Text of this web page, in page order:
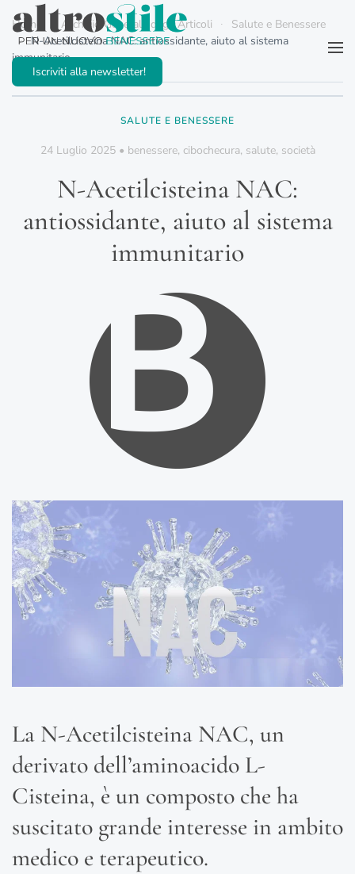
Passa al contenuto principale
Iscriviti alla newsletter!
Home Archivio Generale degli Articoli
Salute e Benessere
N-Acetilcisteina NAC: antiossidante, aiuto al sistema
immunitario
SALUTE E BENESSERE
24 Luglio 2025• benessere, cibochecura, salute, società
N-Acetilcisteina NAC:
antiossidante, aiuto al sistema
immunitario
La N-Acetilcisteina NAC, un
derivato dell’aminoacido L-
Cisteina, è un composto che ha
suscitato grande interesse in ambito
medico e terapeutico.